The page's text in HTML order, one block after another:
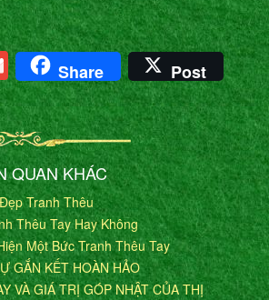
Gmail
Share Post
QUAN KHÁC
Tranh Thêu
Thêu Tay Hay Không
Một Bức Tranh Thêu Tay
GẮN KẾT HOÀN HẢO
VÀ GIÁ TRỊ GÓP NHẬT CỦA THỊ